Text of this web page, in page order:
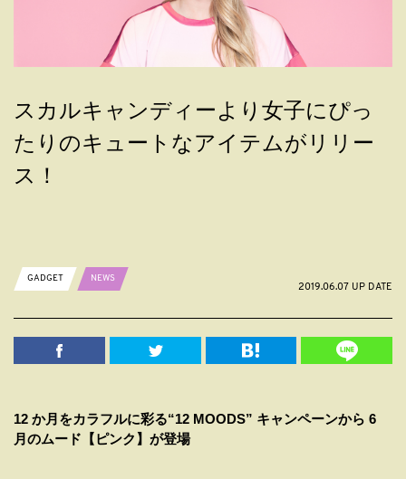
スカルキャンディーより女子にぴっ
たりのキュートなアイテムがリリー
ス！
GADGET
NEWS
2019.06.07 UP DATE
12 か月をカラフルに彩る“12 MOODS” キャンペーンから 6
月のムード【ピンク】が登場